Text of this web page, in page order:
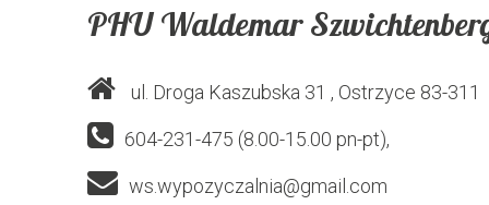
PHU Waldemar
ul. Droga Kaszubska 31 , Ostrzyce 83-311
604-231-475 (8.00-15.00 pn-pt),
ws.wypozyczalnia@gmail.com